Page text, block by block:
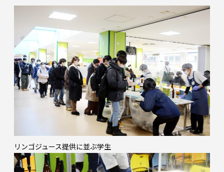
リンゴジュース提供に並ぶ学生